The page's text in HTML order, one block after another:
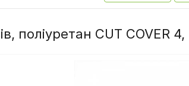
поліуретан CUT COVER